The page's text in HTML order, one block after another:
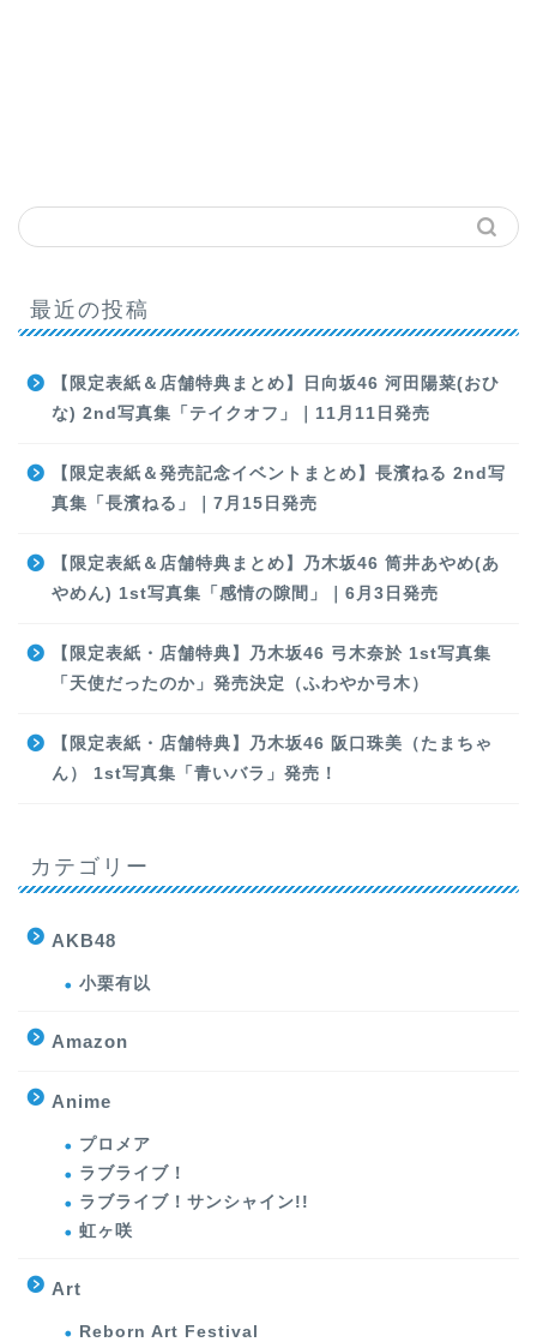
最近の投稿
【限定表紙＆店舗特典まとめ】日向坂46 河田陽菜(おひ
な) 2nd写真集「テイクオフ」｜11月11日発売
【限定表紙＆発売記念イベントまとめ】長濱ねる 2nd写
真集「長濱ねる」｜7月15日発売
【限定表紙＆店舗特典まとめ】乃木坂46 筒井あやめ(あ
やめん) 1st写真集「感情の隙間」｜6月3日発売
【限定表紙・店舗特典】乃木坂46 弓木奈於 1st写真集
「天使だったのか」発売決定（ふわやか弓木）
【限定表紙・店舗特典】乃木坂46 阪口珠美（たまちゃ
ん） 1st写真集「青いバラ」発売！
カテゴリー
AKB48
小栗有以
Amazon
Anime
プロメア
ラブライブ！
ラブライブ！サンシャイン!!
虹ヶ咲
Art
Reborn Art Festival